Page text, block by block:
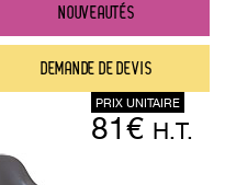
NOUVEAUTÉS
DEMANDE DE DEVIS
PRIX UNITAIRE
81€ H.T.